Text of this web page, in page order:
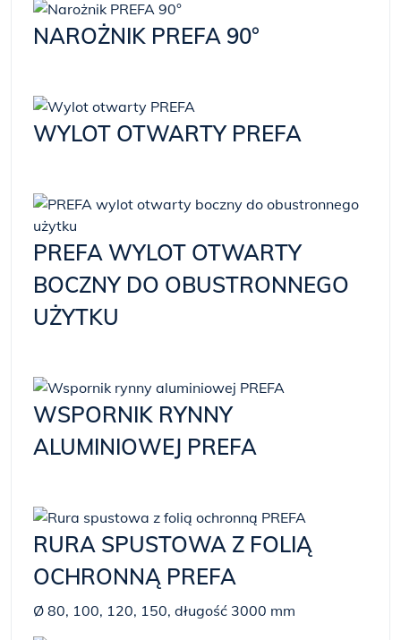
NAROŻNIK PREFA 90°
WYLOT OTWARTY PREFA
PREFA WYLOT OTWARTY
BOCZNY DO OBUSTRONNEGO
UŻYTKU
WSPORNIK RYNNY
ALUMINIOWEJ PREFA
RURA SPUSTOWA Z FOLIĄ
OCHRONNĄ PREFA
Ø 80, 100, 120, 150, długość 3000 mm